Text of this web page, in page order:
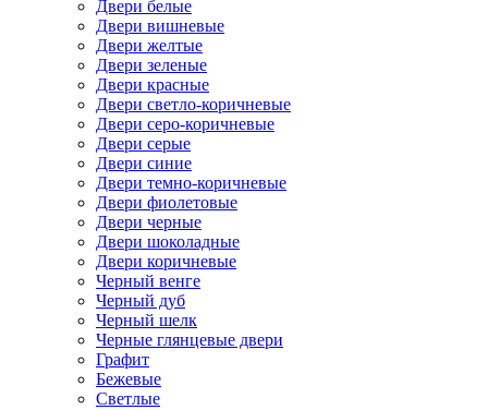
Двери белые
Двери вишневые
Двери желтые
Двери зеленые
Двери красные
Двери светло-коричневые
Двери серо-коричневые
Двери серые
Двери синие
Двери темно-коричневые
Двери фиолетовые
Двери черные
Двери шоколадные
Двери коричневые
Черный венге
Черный дуб
Черный шелк
Черные глянцевые двери
Графит
Бежевые
Светлые